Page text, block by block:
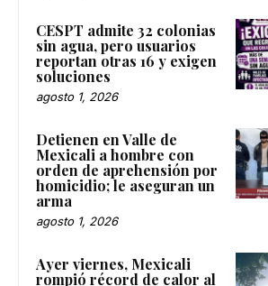
CESPT admite 32 colonias
sin agua, pero usuarios
reportan otras 16 y exigen
soluciones
agosto 1, 2026
Detienen en Valle de
Mexicali a hombre con
orden de aprehensión por
homicidio; le aseguran un
arma
agosto 1, 2026
Ayer viernes, Mexicali
rompió récord de calor al